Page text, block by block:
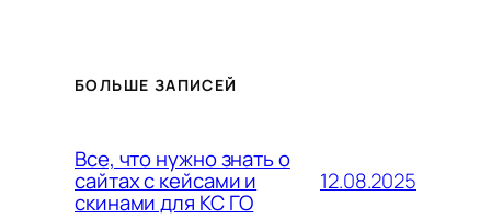
БОЛЬШЕ ЗАПИСЕЙ
Все, что нужно знать о
сайтах с кейсами и
скинами для КС ГО
12.08.2025